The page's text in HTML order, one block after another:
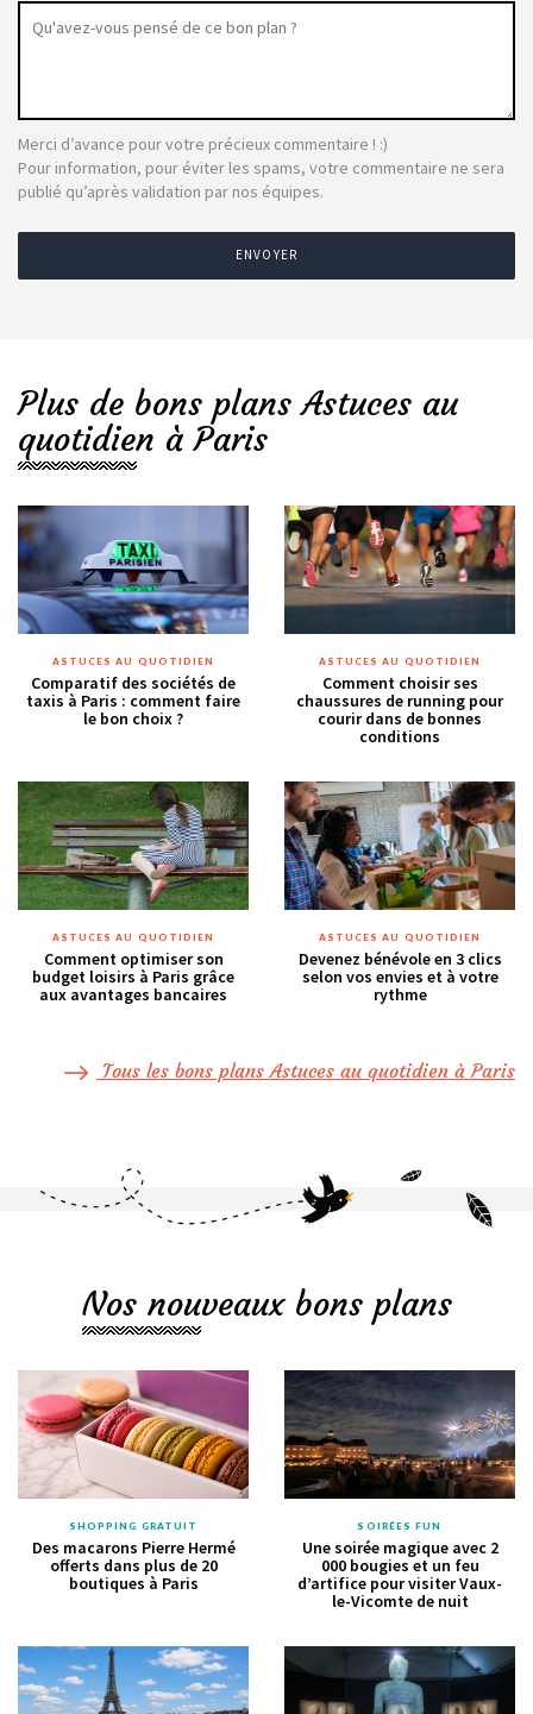
Merci d’avance pour votre précieux commentaire ! :)
Pour information, pour éviter les spams, votre commentaire ne sera
publié qu’après validation par nos équipes.
ENVOYER
Plus de bons plans Astuces au
quotidien à Paris
ASTUCES AU QUOTIDIEN
Comparatif des sociétés de
taxis à Paris : comment faire
le bon choix ?
ASTUCES AU QUOTIDIEN
Comment choisir ses
chaussures de running pour
courir dans de bonnes
conditions
ASTUCES AU QUOTIDIEN
Comment optimiser son
budget loisirs à Paris grâce
aux avantages bancaires
ASTUCES AU QUOTIDIEN
Devenez bénévole en 3 clics
selon vos envies et à votre
rythme
Tous les bons plans Astuces au quotidien à Paris
Nos nouveaux bons plans
SHOPPING GRATUIT
Des macarons Pierre Hermé
offerts dans plus de 20
boutiques à Paris
SOIRÉES FUN
Une soirée magique avec 2
000 bougies et un feu
d’artifice pour visiter Vaux-
le-Vicomte de nuit